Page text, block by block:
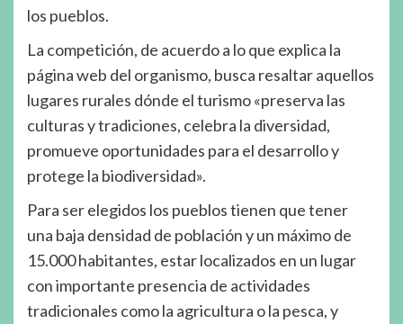
los pueblos.
La competición, de acuerdo a lo que explica la
página web del organismo, busca resaltar aquellos
lugares rurales dónde el turismo «preserva las
culturas y tradiciones, celebra la diversidad,
promueve oportunidades para el desarrollo y
protege la biodiversidad».
Para ser elegidos los pueblos tienen que tener
una baja densidad de población y un máximo de
15.000 habitantes, estar localizados en un lugar
con importante presencia de actividades
tradicionales como la agricultura o la pesca, y